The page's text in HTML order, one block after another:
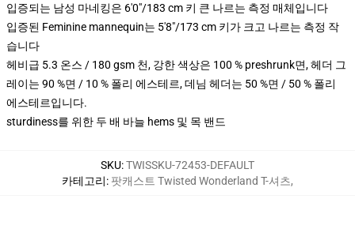
입증되는 남성 마네킹은 6'0"/183 cm 키 큰 나르는 측정 매체입니다
입증된 Feminine mannequin는 5'8"/173 cm 키가 크고 나르는 측정 작
습니다
헤비급 5.3 온스 / 180 gsm 천, 강한 색상은 100 % preshrunk면, 헤더 그
레이는 90 %면 / 10 % 폴리 에스테르, 데님 헤더는 50 %면 / 50 % 폴리
에스테르입니다.
sturdiness를 위한 두 배 바늘 hems 및 목 밴드
SKU:TWISSKU-72453-DEFAULT
카테고리: 팟캐스트 Twisted Wonderland T-셔츠,